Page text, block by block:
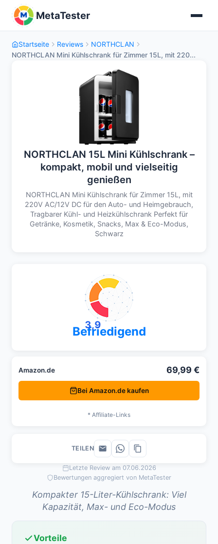
MetaTester
Startseite Reviews
NORTHCLAN
NORTHCLAN Mini Kühlschrank für Zimmer 15L, mit 220...
NORTHCLAN 15L Mini Kühlschrank –
kompakt, mobil und vielseitig
genießen
NORTHCLAN Mini Kühlschrank für Zimmer 15L, mit
220V AC/12V DC für den Auto- und Heimgebrauch,
Tragbarer Kühl- und Heizkühlschrank Perfekt für
Getränke, Kosmetik, Snacks, Max & Eco-Modus,
Schwarz
Letzte Review am 07.06.2026
Bewertungen aggregiert von MetaTester
Kompakter 15-Liter-Kühlschrank: Viel
Kapazität, Max- und Eco-Modus
Vorteile
3,9
Befriedigend
Amazon.de 69,99 €
Bei Amazon.de kaufen
* Affiliate-Links
TEILEN